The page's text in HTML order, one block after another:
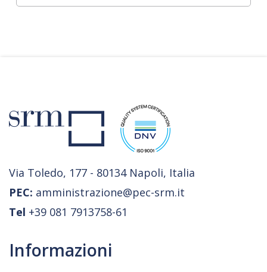
Via Toledo, 177 - 80134 Napoli, Italia
PEC: amministrazione@pec-srm.it
Tel +39 081 7913758-61
Informazioni